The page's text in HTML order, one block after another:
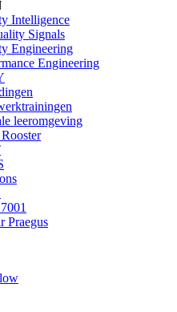
Intelligence
Signals
Engineering
Engineering
leeromgeving
Praegus